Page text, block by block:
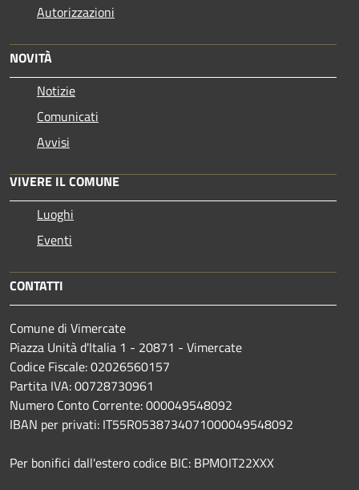
Autorizzazioni
NOVITÀ
Notizie
Comunicati
Avvisi
VIVERE IL COMUNE
Luoghi
Eventi
CONTATTI
Comune di Vimercate
Piazza Unità d'Italia 1 - 20871 - Vimercate
Codice Fiscale: 02026560157
Partita IVA: 00728730961
Numero Conto Corrente: 000049548092
IBAN per privati: IT55R0538734071000049548092
Per bonifici dall'estero codice BIC: BPMOIT22XXX